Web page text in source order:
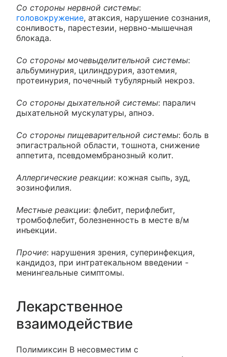
Со стороны нервной системы:
головокружение, атаксия, нарушение сознания,
сонливость, парестезии, нервно-мышечная
блокада.
Со стороны мочевыделительной системы:
альбуминурия, цилиндрурия, азотемия,
протеинурия, почечный тубулярный некроз.
Со стороны дыхательной системы: паралич
дыхательной мускулатуры, апноэ.
Со стороны пищеварительной системы: боль в
эпигастральной области, тошнота, снижение
аппетита, псевдомембранозный колит.
Аллергические реакции: кожная сыпь, зуд,
эозинофилия.
Местные реакции: флебит, перифлебит,
тромбофлебит, болезненность в месте в/м
инъекции.
Прочие: нарушения зрения, суперинфекция,
кандидоз, при интратекальном введении -
менингеальные симптомы.
Лекарственное
взаимодействие
Полимиксин В несовместим с